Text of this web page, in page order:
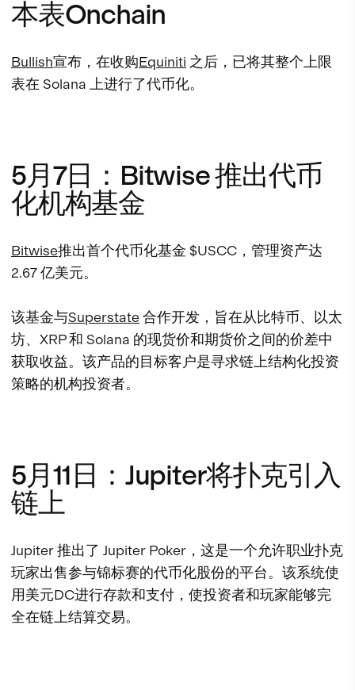
本表Onchain
Bullish宣布，在收购Equiniti 之后，已将其整个上限
表在 Solana 上进行了代币化。
5月7日：Bitwise 推出代币
化机构基金
Bitwise推出首个代币化基金 $USCC，管理资产达
2.67 亿美元。
该基金与Superstate合作开发，旨在从比特币、以太
坊、XRP 和 Solana 的现货价和期货价之间的价差中
获取收益。该产品的目标客户是寻求链上结构化投资
策略的机构投资者。
5月11日：Jupiter将扑克引入
链上
Jupiter 推出了 Jupiter Poker，这是一个允许职业扑克
玩家出售参与锦标赛的代币化股份的平台。该系统使
用美元DC进行存款和支付，使投资者和玩家能够完
全在链上结算交易。